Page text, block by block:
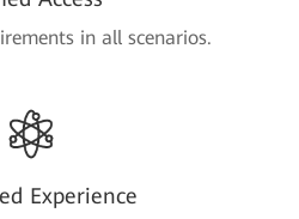
in all scenarios.
Experience